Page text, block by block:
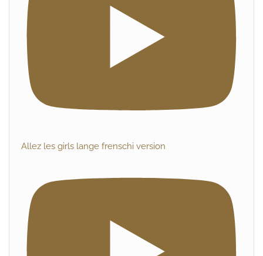
Allez les girls lange frenschi version